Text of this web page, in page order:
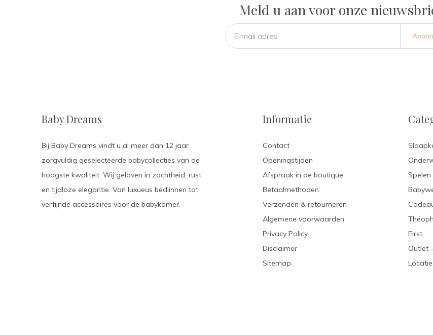
Meld u aan voor onze
Baby Dreams
Bij Baby Dreams vindt u al meer dan 12 jaar
zorgvuldig geselecteerde babycollecties van de
hoogste kwaliteit. Wij geloven in zachtheid, rust
en tijdloze elegantie. Van luxueus bedlinnen tot
verfijnde accessoires voor de babykamer.
Informatie
Contact
Openingstijden
Afspraak in de boutique
Betaalmethoden
Verzenden & retourneren
Algemene voorwaarden
Privacy Policy
Disclaimer
Sitemap
Spelen
First
Outlet